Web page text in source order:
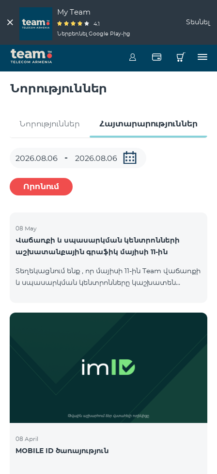
My Team
4.1
Ներբեռնել Google Play-ից
Տեսնել
Նորություններ
Նորություններ Հայտարարություններ
Որոնում
08 May
Վաճառքի և սպասարկման կենտրոնների
աշխատանքային գրաֆիկ մայիսի 11-ին
Տեղեկացնում ենք , որ մայիսի 11-ին Team վաճառքի
և սպասարկման կենտրոնները կաշխատեն
ՀԱԹ 09:00-20:00 09:00-17:00 Երևան Ազատություն
09:00-19:00 09:00-17:00 Երևան Կոմիտաս 1 09:00-
08 April
MOBILE ID ծառայություն